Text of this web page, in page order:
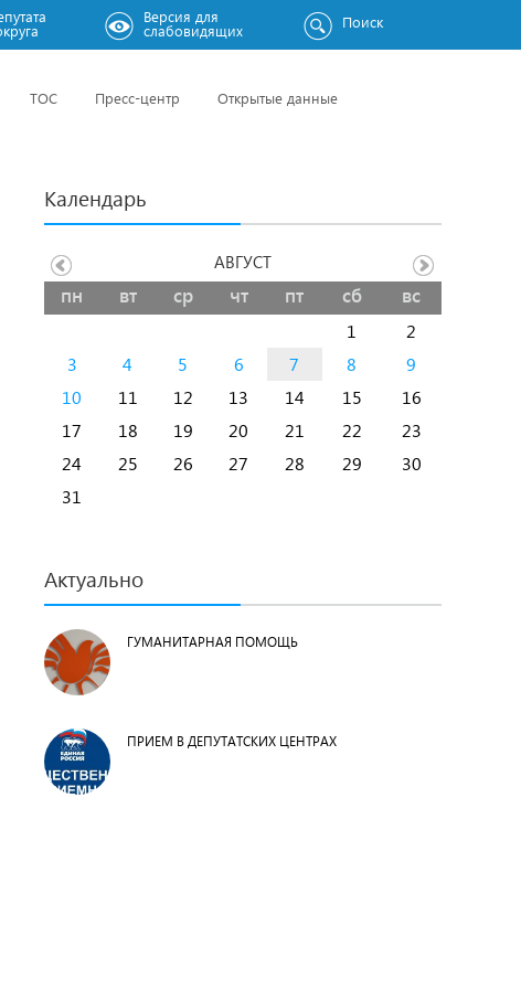
Версия для
слабовидящих Поиск
ТОС Пресс-центр Открытые данные
Календарь
пн вт ср чт пт сб вс
1
2
3
4 5 6 7 8
9
10
11 12 13 14 15
16
17
18 19 20 21 22
23
24
25 26 27 28 29
30
31
АВГУСТ
Актуально
ГУМАНИТАРНАЯ ПОМОЩЬ
ПРИЕМ В ДЕПУТАТСКИХ ЦЕНТРАХ